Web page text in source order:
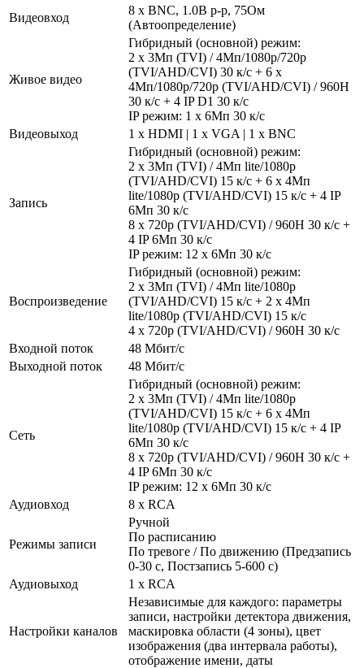
Видеовход
8 x BNC, 1.0В p-p, 75Ом
(Автоопределение)
Живое видео
Гибридный (основной) режим:
2 x 3Мп (TVI) / 4Мп/1080р/720p
(TVI/AHD/CVI) 30 к/с + 6 х
4Мп/1080р/720p (TVI/AHD/CVI) / 960H
30 к/с + 4 IP D1 30 к/с
IP режим: 1 х 6Мп 30 к/с
Видеовыход
1 x HDMI | 1 x VGA | 1 x BNC
Запись
Гибридный (основной) режим:
2 x 3Мп (TVI) / 4Мп lite/1080р
(TVI/AHD/CVI) 15 к/с + 6 x 4Мп
lite/1080р (TVI/AHD/CVI) 15 к/с + 4 IP
6Мп 30 к/с
8 х 720р (TVI/AHD/CVI) / 960H 30 к/с +
4 IP 6Мп 30 к/с
IP режим: 12 х 6Мп 30 к/с
Воспроизведение
Гибридный (основной) режим:
2 x 3Мп (TVI) / 4Мп lite/1080р
(TVI/AHD/CVI) 15 к/с + 2 x 4Мп
lite/1080р (TVI/AHD/CVI) 15 к/с
4 х 720р (TVI/AHD/CVI) / 960H 30 к/с
Входной поток
48 Мбит/с
Выходной поток
48 Мбит/с
Сеть
Гибридный (основной) режим:
2 x 3Мп (TVI) / 4Мп lite/1080р
(TVI/AHD/CVI) 15 к/с + 6 x 4Мп
lite/1080р (TVI/AHD/CVI) 15 к/с + 4 IP
6Мп 30 к/с
8 х 720р (TVI/AHD/CVI) / 960H 30 к/с +
4 IP 6Мп 30 к/с
IP режим: 12 х 6Мп 30 к/с
Аудиовход
8 x RCA
Режимы записи
Ручной
По расписанию
По тревоге / По движению (Предзапись
0-30 с, Постзапись 5-600 с)
Аудиовыход
1 x RCA
Настройки каналов
Независимые для каждого: параметры
записи, настройки детектора движения,
маскировка области (4 зоны), цвет
изображения (два интервала работы),
отображение имени, даты